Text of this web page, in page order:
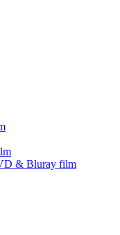
& Bluray film